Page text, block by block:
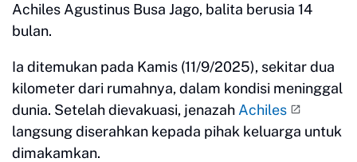
Achiles Agustinus Busa Jago, balita berusia 14
bulan.
Ia ditemukan pada Kamis (11/9/2025), sekitar dua
kilometer dari rumahnya, dalam kondisi meninggal
dunia. Setelah dievakuasi, jenazah Achiles
langsung diserahkan kepada pihak keluarga untuk
dimakamkan.